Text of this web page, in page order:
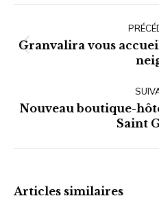
:
Granvalira vous
Nouveau boutique-
Saint
Articles similaires